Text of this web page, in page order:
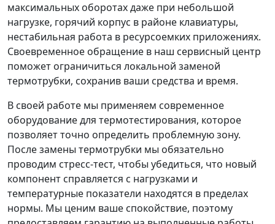
максимальных оборотах даже при небольшой
нагрузке, горячий корпус в районе клавиатуры,
нестабильная работа в ресурсоемких приложениях.
Своевременное обращение в наш сервисный центр
поможет ограничиться локальной заменой
термотрубки, сохранив ваши средства и время.
В своей работе мы применяем современное
оборудование для термотестирования, которое
позволяет точно определить проблемную зону.
После замены термотрубки мы обязательно
проводим стресс-тест, чтобы убедиться, что новый
компонент справляется с нагрузками и
температурные показатели находятся в пределах
нормы. Мы ценим ваше спокойствие, поэтому